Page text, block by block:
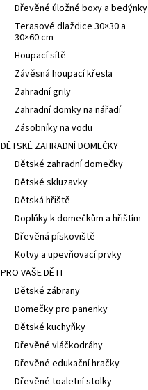
Dřevěné úložné boxy a bedýnky
Terasové dlaždice 30×30 a
30×60 cm
Houpací sítě
Závěsná houpací křesla
Zahradní grily
Zahradní domky na nářadí
Zásobníky na vodu
DĚTSKÉ ZAHRADNÍ DOMEČKY
Dětské zahradní domečky
Dětské skluzavky
Dětská hřiště
Doplňky k domečkům a hřištím
Dřevěná pískoviště
Kotvy a upevňovací prvky
PRO VAŠE DĚTI
Dětské zábrany
Domečky pro panenky
Dětské kuchyňky
Dřevěné vláčkodráhy
Dřevěné edukační hračky
Dřevěné toaletní stolky